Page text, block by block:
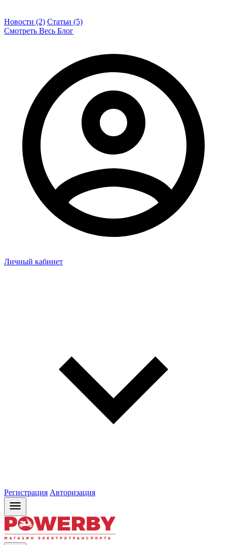
Новости (2) Статьи (5)
Смотреть Весь Блог
Личный кабинет
Регистрация Авторизация